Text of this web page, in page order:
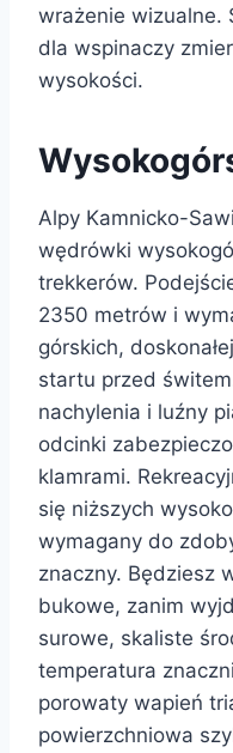
wrażenie wizualne.
dla wspinaczy
wysokości.
Alpy Kamnicko-
wędrówki
trekkerów.
2350 metrów i
górskich,
startu przed
nachylenia i luźny
odcinki
klamrami.
się niższych
wymagany do
znaczny. Będziesz
bukowe, zanim
surowe, skaliste
temperatura
porowaty wapień
powierzchniowa